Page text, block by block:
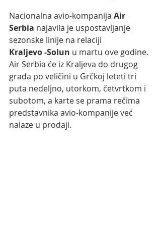
Nacionalna avio-kompanija Air
Serbia najavila je uspostavljanje
sezonske linije na relaciji
Kraljevo -Solun u martu ove godine.
Air Serbia će iz Kraljeva do drugog
grada po veličini u Grčkoj leteti tri
puta nedeljno, utorkom, četvrtkom i
subotom, a karte se prama rečima
predstavnika avio-kompanije već
nalaze u prodaji.